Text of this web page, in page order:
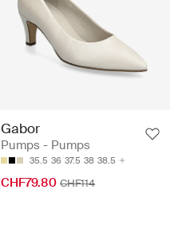
Gabor
Pumps - Pumps
35.5 36 37.5 38 38.5
CHF79.80 CHF114